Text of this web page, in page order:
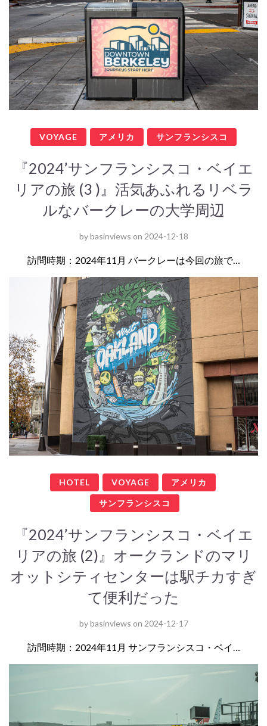
VOYAGE アメリカ サンフランシスコ
『2024’サンフランシスコ・ベイエ
リアの旅 (3 )』活気あふれるリベラ
ルなバークレーの大学周辺
bybasinviews on 2024-12-18
訪問時期：2024年11月 バークレーは今回の旅で…
HOTEL VOYAGE アメリカ
サンフランシスコ
『2024’サンフランシスコ・ベイエ
リアの旅 (2)』オークランドのマリ
オットシティセンターは駅チカすぎ
て便利だった
bybasinviews on 2024-12-17
訪問時期：2024年11月 サンフランシスコ・ベイ…